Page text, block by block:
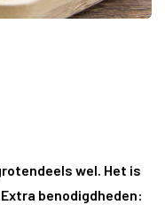
wel. Het is
benodigdheden: